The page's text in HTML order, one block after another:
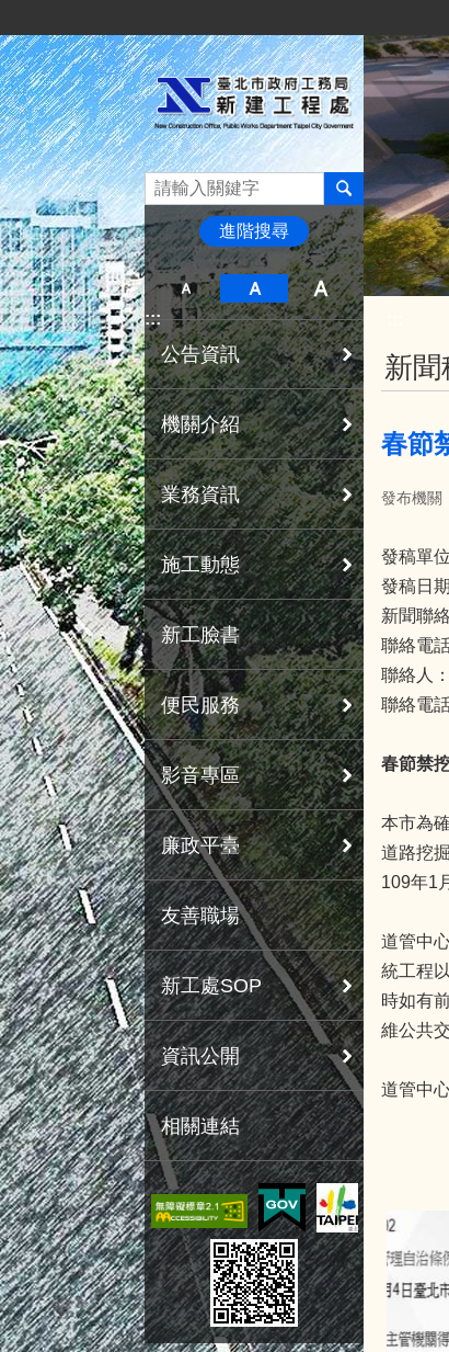
進階搜尋
:::
公告資訊
機關介紹
業務資訊
施工動態
新工臉書
便民服務
影音專區
廉政平臺
友善職場
新工處SOP
資訊公開
相關連結
新聞
春節
發布機關
發稿單
發稿日
新聞聯
聯絡電
聯絡人
聯絡電
春節禁
本市為
道路挖
109年1
道管中
統工程
時如有
維公共
道管中